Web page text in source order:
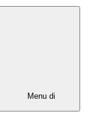
Menu di